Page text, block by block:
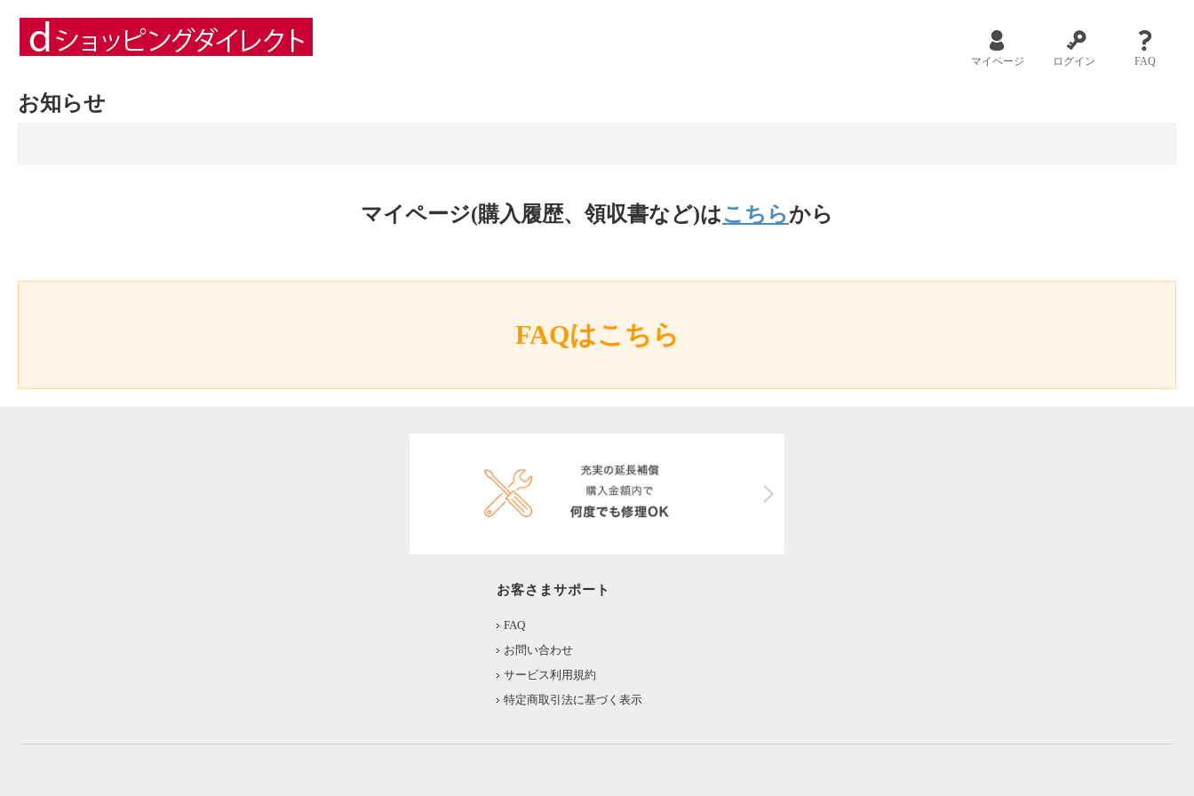
マイページ ログイン FAQ
お知らせ
マイページ(購入履歴、領収書など)はこちらから
FAQはこちら
お客さまサポート
FAQ
お問い合わせ
サービス利用規約
特定商取引法に基づく表示